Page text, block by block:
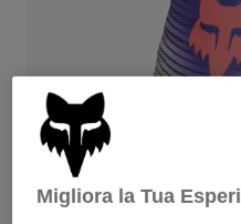
Pantaloni
Pantaloncini
Giacche
Guanti
Giacche
Protezioni
Donna
T-shirt
Calze
Vedi tutto
Migliora la Tua